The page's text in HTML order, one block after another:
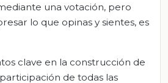
una votación, pero
lo que opinas y sientes, es
clave en la construcción de
de todas las